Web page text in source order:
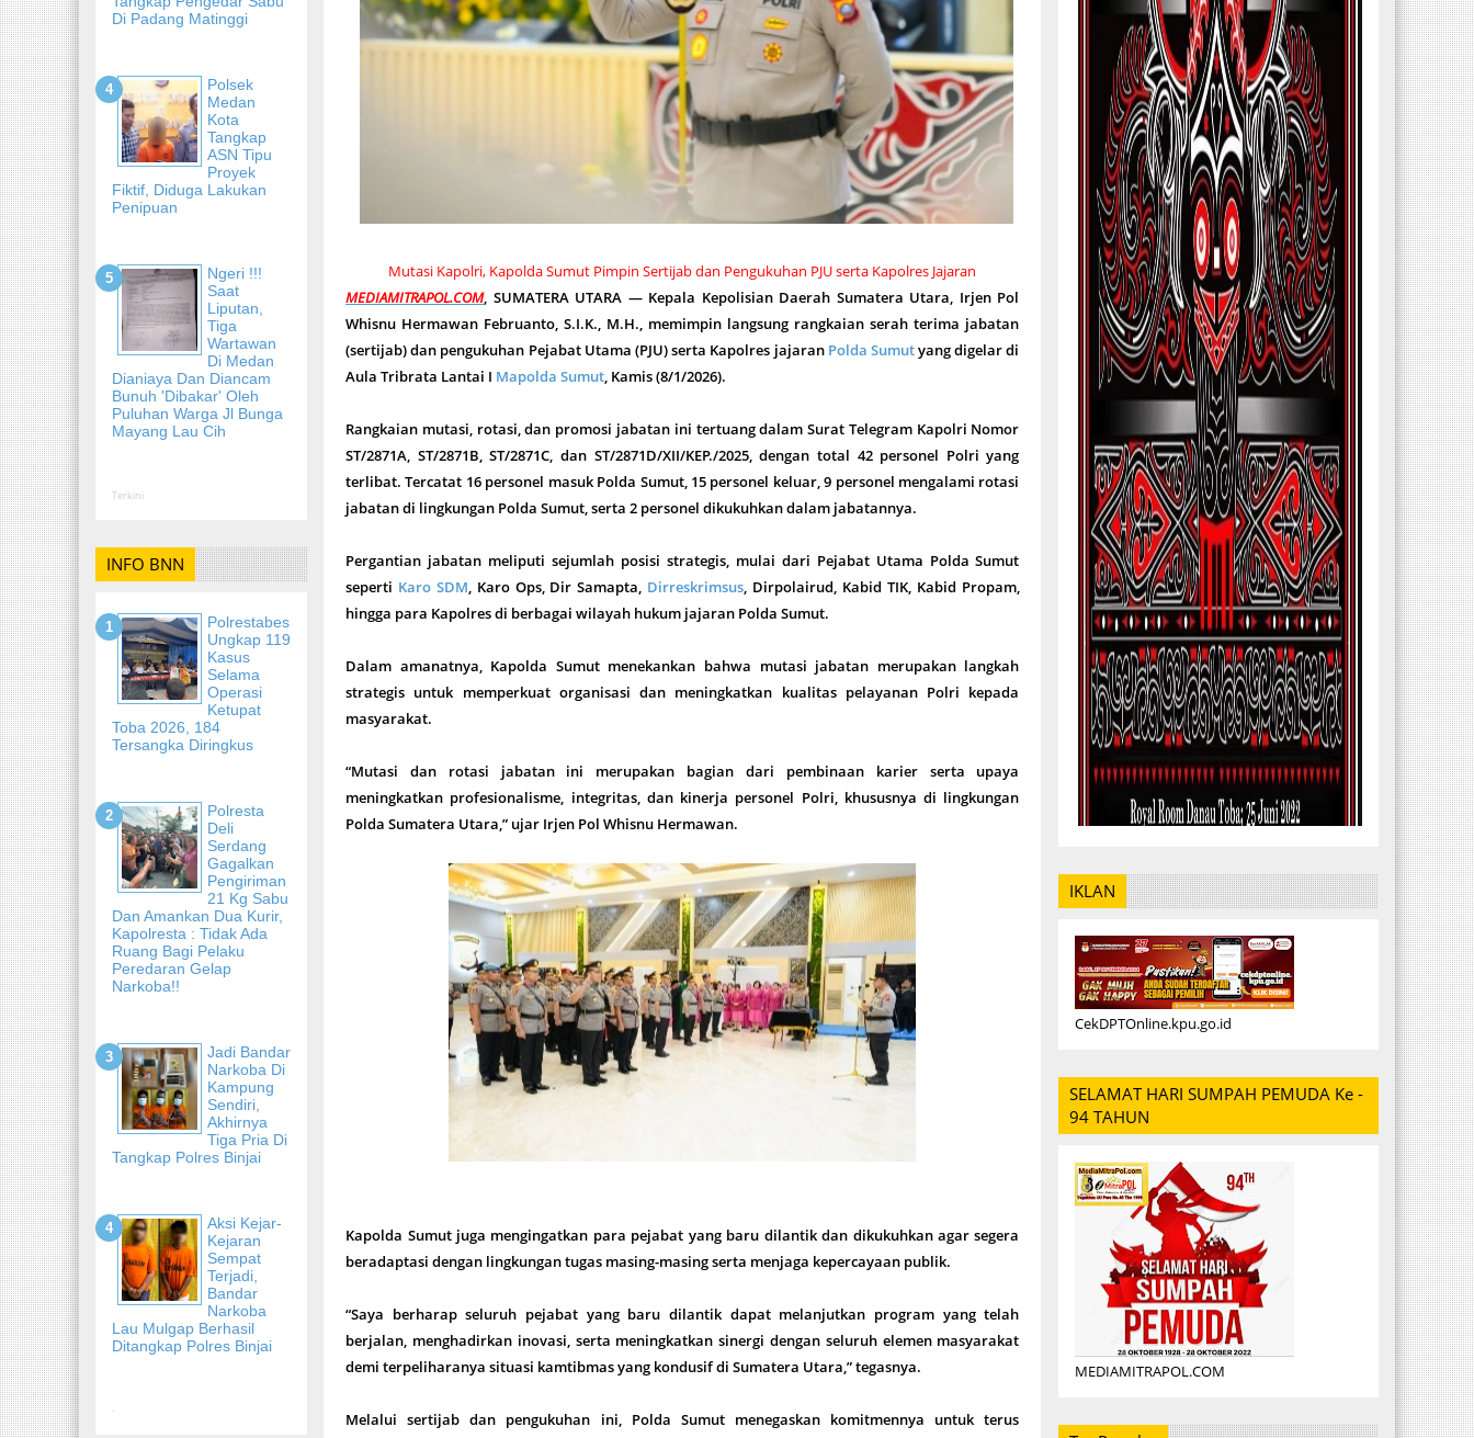
Di Padang Matinggi
Polsek
Medan
Kota
Tangkap
ASN Tipu
Proyek
Fiktif, Diduga Lakukan
Penipuan
Ngeri !!!
Saat
Liputan,
Tiga
Wartawan
Di Medan
Dianiaya Dan Diancam
Bunuh 'Dibakar' Oleh
Puluhan Warga Jl Bunga
Mayang Lau Cih
Terkini
INFO BNN
Polrestabes
Ungkap 119
Kasus
Selama
Operasi
Ketupat
Toba 2026, 184
Tersangka Diringkus
Polresta
Deli
Serdang
Gagalkan
Pengiriman
21 Kg Sabu
Dan Amankan Dua Kurir,
Kapolresta : Tidak Ada
Ruang Bagi Pelaku
Peredaran Gelap
Narkoba!!
Jadi Bandar
Narkoba Di
Kampung
Sendiri,
Akhirnya
Tiga Pria Di
Tangkap Polres Binjai
Aksi Kejar-
Kejaran
Sempat
Terjadi,
Bandar
Narkoba
Lau Mulgap Berhasil
Ditangkap Polres Binjai
-
Mutasi Kapolri, Kapolda Sumut Pimpin Sertijab dan Pengukuhan PJU serta Kapolres Jajaran
MEDIAMITRAPOL.COM, SUMATERA UTARA — Kepala Kepolisian Daerah Sumatera Utara, Irjen Pol
Whisnu Hermawan Februanto, S.I.K., M.H., memimpin langsung rangkaian serah terima jabatan
(sertijab) dan pengukuhan Pejabat Utama (PJU) serta Kapolres jajaran Polda Sumutyang digelar di
Aula Tribrata Lantai I Mapolda Sumut, Kamis (8/1/2026).
Rangkaian mutasi, rotasi, dan promosi jabatan ini tertuang dalam Surat Telegram Kapolri Nomor
ST/2871A, ST/2871B, ST/2871C, dan ST/2871D/XII/KEP./2025, dengan total 42 personel Polri yang
terlibat. Tercatat 16 personel masuk Polda Sumut, 15 personel keluar, 9 personel mengalami rotasi
jabatan di lingkungan Polda Sumut, serta 2 personel dikukuhkan dalam jabatannya.
Pergantian jabatan meliputi sejumlah posisi strategis, mulai dari Pejabat Utama Polda Sumut
seperti Karo SDM, Karo Ops, Dir Samapta, Dirreskrimsus, Dirpolairud, Kabid TIK, Kabid Propam,
hingga para Kapolres di berbagai wilayah hukum jajaran Polda Sumut.
Dalam amanatnya, Kapolda Sumut menekankan bahwa mutasi jabatan merupakan langkah
strategis untuk memperkuat organisasi dan meningkatkan kualitas pelayanan Polri kepada
masyarakat.
“Mutasi dan rotasi jabatan ini merupakan bagian dari pembinaan karier serta upaya
meningkatkan profesionalisme, integritas, dan kinerja personel Polri, khususnya di lingkungan
Polda Sumatera Utara,” ujar Irjen Pol Whisnu Hermawan.
Kapolda Sumut juga mengingatkan para pejabat yang baru dilantik dan dikukuhkan agar segera
beradaptasi dengan lingkungan tugas masing-masing serta menjaga kepercayaan publik.
“Saya berharap seluruh pejabat yang baru dilantik dapat melanjutkan program yang telah
berjalan, menghadirkan inovasi, serta meningkatkan sinergi dengan seluruh elemen masyarakat
demi terpeliharanya situasi kamtibmas yang kondusif di Sumatera Utara,” tegasnya.
Melalui sertijab dan pengukuhan ini, Polda Sumut menegaskan komitmennya untuk terus
IKLAN
CekDPTOnline.kpu.go.id
SELAMAT HARI SUMPAH PEMUDA Ke -
94 TAHUN
MEDIAMITRAPOL.COM